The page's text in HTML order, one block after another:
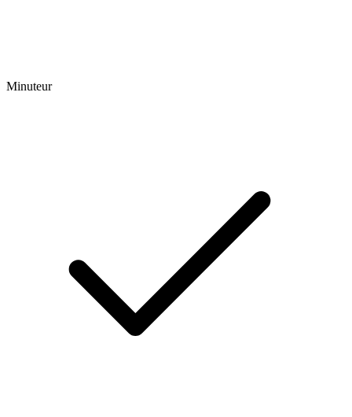
Minuteur